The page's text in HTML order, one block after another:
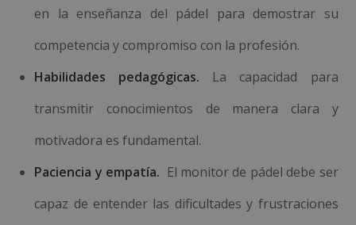
en la enseñanza del pádel para demostrar su
competencia y compromiso con la profesión.
Habilidades pedagógicas. La capacidad para
transmitir conocimientos de manera clara y
motivadora es fundamental.
Paciencia y empatía. El monitor de pádel debe ser
capaz de entender las dificultades y frustraciones